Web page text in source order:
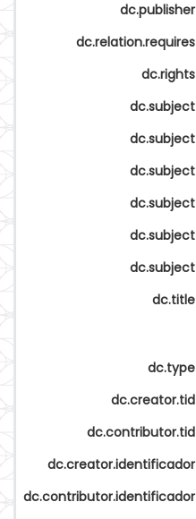
dc.publisher
dc.relation.requires
dc.rights
dc.subject
dc.subject
dc.subject
dc.subject
dc.subject
dc.subject
dc.title
dc.type
dc.creator.tid
dc.contributor.tid
dc.creator.identificador
dc.contributor.identificador